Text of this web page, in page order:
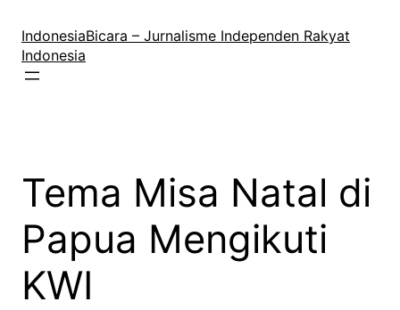
konten
IndonesiaBicara – Jurnalisme Independen Rakyat
Indonesia
Tema Misa Natal di
Papua Mengikuti
KWI